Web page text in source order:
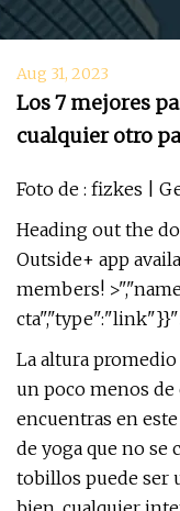
Aug 31, 2023
Los 7 mejores
cualquier otro
Foto de : fizkes |
Heading out the
Outside+ app
members!
La altura
un poco menos de
encuentras en
de yoga que no se
tobillos puede ser